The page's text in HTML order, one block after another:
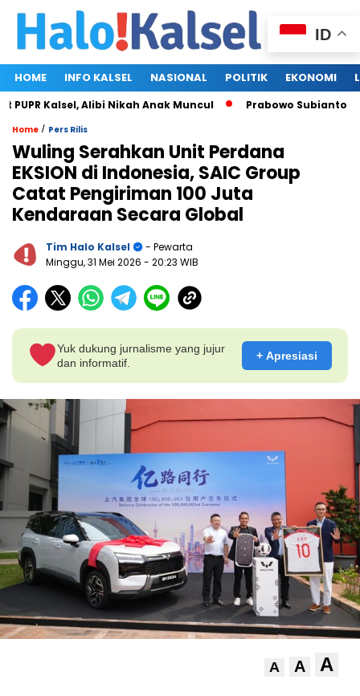
HOME INFO KALSEL NASIONAL POLITIK EKONOMI
Kalsel, Alibi Nikah Anak Muncul Prabowo Subianto dan
Home / Pers Rilis
Wuling Serahkan Unit Perdana
EKSION di Indonesia, SAIC Group
Catat Pengiriman 100 Juta
Kendaraan Secara Global
Tim Halo Kalsel
- Pewarta
Minggu, 31 Mei 2026 - 20:23 WIB
Yuk dukung jurnalisme yang jujur
dan informatif.
+ Apresiasi
A A A
ID